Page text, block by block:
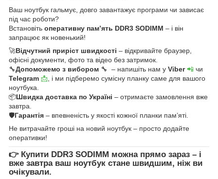
Ваш ноутбук гальмує, довго завантажує програми чи зависає
під час роботи?
Встановіть оперативну пам’ять DDR3 SODIMM – і він
запрацює як новенький!
🚀Відчутний приріст швидкості – відкривайте браузер,
офісні документи, фото та відео без затримок.
🔧Допоможемо з вибором 🔧 – напишіть нам у Viber📲 чи
Telegram 📩 , і ми підберемо сумісну планку саме для вашого
ноутбука.
📦Швидка доставка по Україні – отримаєте замовлення вже
завтра.
🛡Гарантія – впевненість у якості кожної планки пам’яті.
Не витрачайте гроші на новий ноутбук – просто додайте
оперативки!
👉 Купити DDR3 SODIMM можна прямо зараз – і
вже завтра ваш ноутбук стане швидшим, ніж ви
очікували.